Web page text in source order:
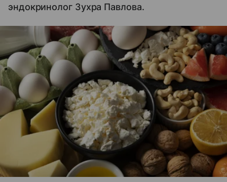
эндокринолог Зухра Павлова.